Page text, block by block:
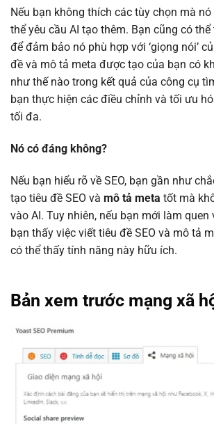
Nếu bạn không thích các tùy chọn mà
thể yêu cầu AI tạo thêm. Bạn cũng có
để đảm bảo nó phù hợp với ‘giọng nói’
đề và mô tả meta được tạo của bạn có
như thế nào trong kết quả của công cụ
bạn thực hiện các điều chỉnh và tối ưu
tối đa.
Nó có đáng không?
Nếu bạn hiểu rõ về SEO, bạn gần như
tạo tiêu đề SEO và mô tả meta tốt mà
vào AI. Tuy nhiên, nếu bạn mới làm quen
bạn thấy việc viết tiêu đề SEO và mô tả
có thể thấy tính năng này hữu ích.
Bản xem trước mạng xã